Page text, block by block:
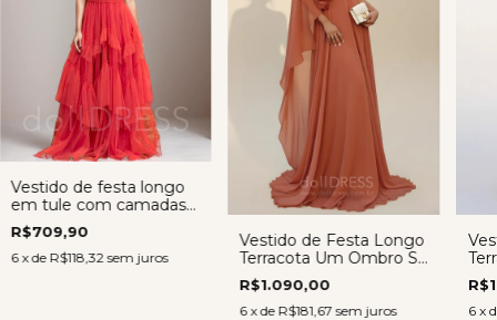
Vestido de festa longo
em tule com camadas -
Vestido Sarah
TERRACOTA
R$709,90
6 x de R$118,32 sem juros
Vestido de Festa Longo
Terracota Um Ombro Só
em Crepe Museline –
Regina
R$1.090,00
6 x de R$181,67 sem juros 6 x